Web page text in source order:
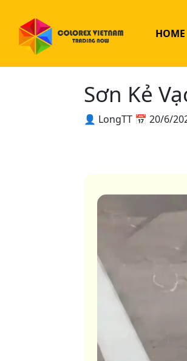
HOME
Sơn Kẻ
👤 LongTT 📅 20/6/